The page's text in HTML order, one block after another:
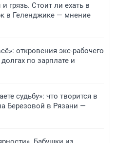
грязь. Стоит ли ехать в
в Геленджике — мнение
откровения экс-рабочего
по зарплате и
судьбу»: что творится в
Березовой в Рязани —